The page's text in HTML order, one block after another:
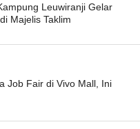
Leuwiranji Gelar
Majelis Taklim
Job Fair di Vivo Mall, Ini